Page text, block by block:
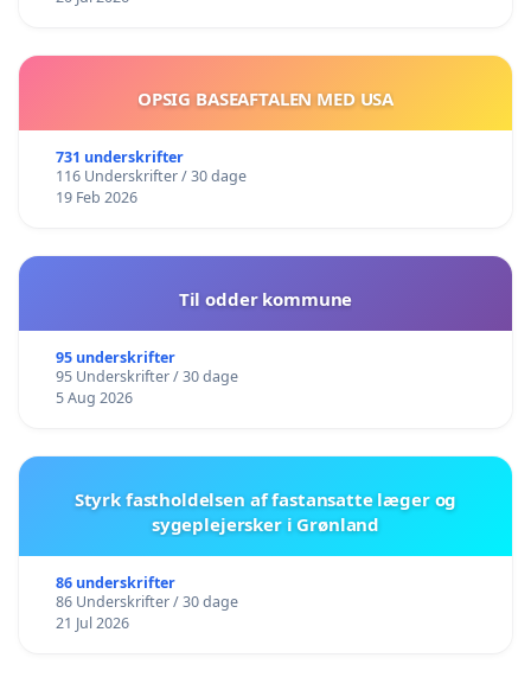
OPSIG BASEAFTALEN MED USA
731 underskrifter
116 Underskrifter / 30 dage
19 Feb 2026
Til odder kommune
95 underskrifter
95 Underskrifter / 30 dage
5 Aug 2026
Styrk fastholdelsen af fastansatte læger og
sygeplejersker i Grønland
86 underskrifter
86 Underskrifter / 30 dage
21 Jul 2026